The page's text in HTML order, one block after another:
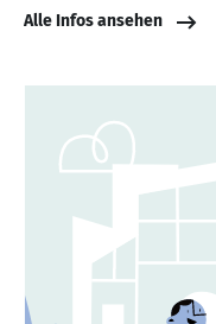
Alle Infos ansehen